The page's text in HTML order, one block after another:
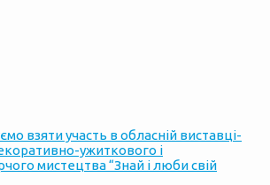
взяти участь в обласній виставці-
ужиткового і
мистецтва “Знай і люби свій